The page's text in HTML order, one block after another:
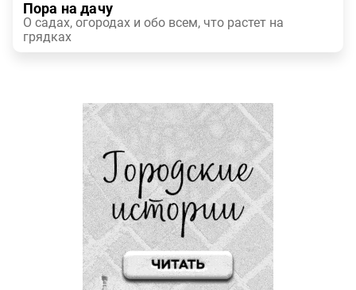
Пора на дачу
О садах, огородах и обо всем, что растет на
грядках